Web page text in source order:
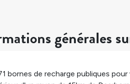
générales
bornes de recharge publiques